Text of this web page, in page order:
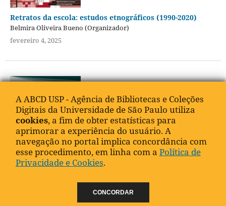
Retratos da escola: estudos etnográficos (1990-2020)
Belmira Oliveira Bueno (Organizador)
fevereiro 4, 2025
Urbverde na escola
Marcela Fernandes da Costa, Catia Cristina Teodoro, Marcel Fantin,
A ABCD USP - Agência de Bibliotecas e Coleções
Digitais da Universidade de São Paulo utiliza
cookies, a fim de obter estatísticas para
aprimorar a experiência do usuário. A
navegação no portal implica concordância com
esse procedimento, em linha com a Política de
Privacidade e Cookies.
CONCORDAR